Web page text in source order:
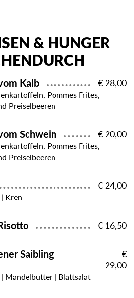
& HUNGER
Kalb € 28,00
Pommes Frites,
Preiselbeeren
Schwein € 20,00
Pommes Frites,
Preiselbeeren
€ 24,00
Kren
€ 16,50
Saibling
€
29,00
Mandelbutter | Blattsalat